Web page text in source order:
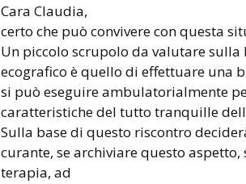
Cara Claudia,
certo che può convivere con questa
Un piccolo scrupolo da valutare sulla
ecografico è quello di effettuare una
si può eseguire ambulatorialmente
caratteristiche del tutto tranquille
Sulla base di questo riscontro
curante, se archiviare questo
terapia, ad